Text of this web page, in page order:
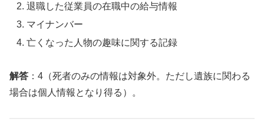
退職した従業員の在職中の給与情報
マイナンバー
亡くなった人物の趣味に関する記録
解答 ：4（死者のみの情報は対象外。ただし遺族に関わる
場合は個人情報となり得る）。